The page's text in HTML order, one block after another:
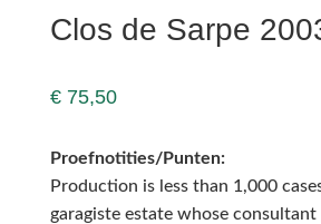
Clos de Sarpe
€75,50
Proefnotities/Punten:
Production is less than 1,000
garagiste estate whose consultant